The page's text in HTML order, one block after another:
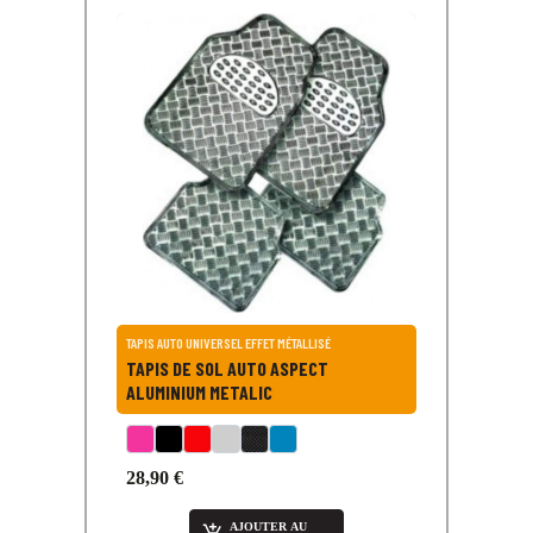
TAPIS AUTO UNIVERSEL EFFET MÉTALLISÉ
TAPIS DE SOL AUTO ASPECT
ALUMINIUM METALIC
28,90 €
AJOUTER AU